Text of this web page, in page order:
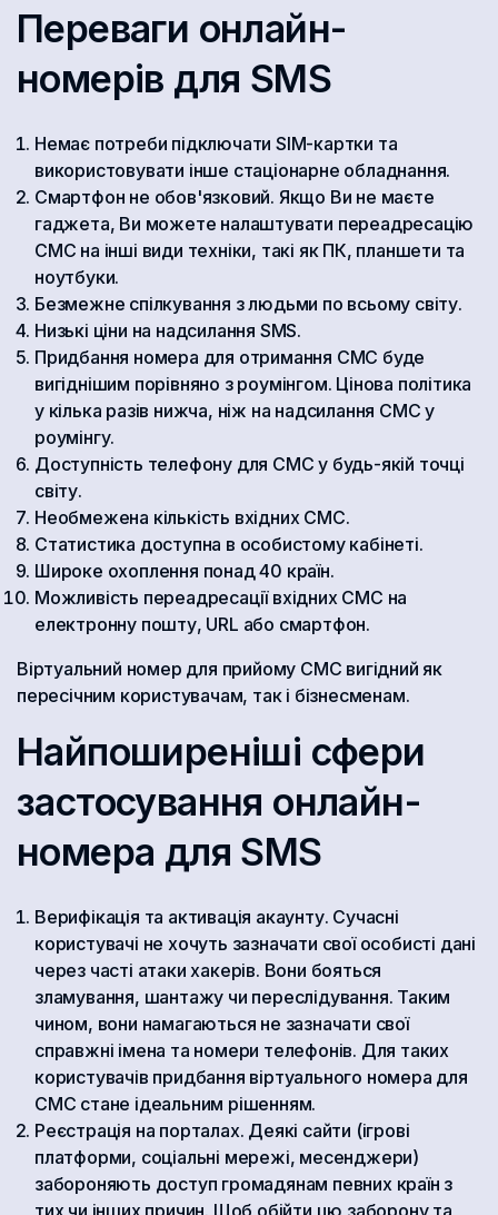
Переваги онлайн-
номерів для SMS
Немає потреби підключати SIM-картки та
використовувати інше стаціонарне обладнання.
Смартфон не обов'язковий. Якщо Ви не маєте
гаджета, Ви можете налаштувати переадресацію
СМС на інші види техніки, такі як ПК, планшети та
ноутбуки.
Безмежне спілкування з людьми по всьому світу.
Низькі ціни на надсилання SMS.
Придбання номера для отримання СМС буде
вигіднішим порівняно з роумінгом. Цінова політика
у кілька разів нижча, ніж на надсилання СМС у
роумінгу.
Доступність телефону для СМС у будь-якій точці
світу.
Необмежена кількість вхідних СМС.
Статистика доступна в особистому кабінеті.
Широке охоплення понад 40 країн.
Можливість переадресації вхідних СМС на
електронну пошту, URL або смартфон.
Віртуальний номер для прийому СМС вигідний як
пересічним користувачам, так і бізнесменам.
Найпоширеніші сфери
застосування онлайн-
номера для SMS
Верифікація та активація акаунту. Сучасні
користувачі не хочуть зазначати свої особисті дані
через часті атаки хакерів. Вони бояться
зламування, шантажу чи переслідування. Таким
чином, вони намагаються не зазначати свої
справжні імена та номери телефонів. Для таких
користувачів придбання віртуального номера для
СМС стане ідеальним рішенням.
Реєстрація на порталах. Деякі сайти (ігрові
платформи, соціальні мережі, месенджери)
забороняють доступ громадянам певних країн з